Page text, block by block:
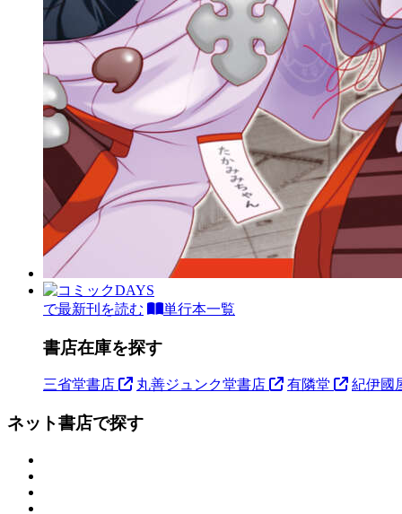
で最新刊を読む 単行本一覧
書店在庫を探す
三省堂書店 丸善ジュンク堂書店 有隣堂 紀伊國
ネット書店で探す